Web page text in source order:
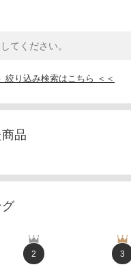
絞り込み検索はこちら ＜＜
品
2 3